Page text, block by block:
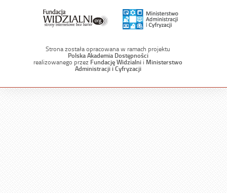
Strona została opracowana w ramach projektu
Polska Akademia Dostępności
realizowanego przez Fundację Widzialni i Ministerstwo
Administracji i Cyfryzacji